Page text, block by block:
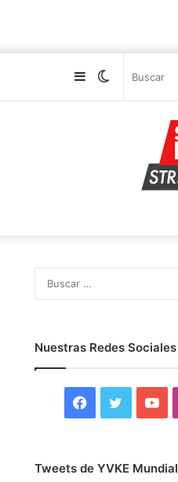
Switch
Sidebar
Nuestras Redes Sociales
F
c
i
Y
u
Tweets de YVKE Mundial